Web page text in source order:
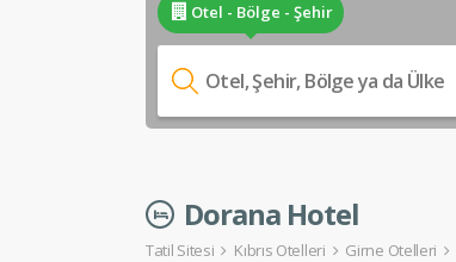
Otel - Bölge - Şehir
Dorana Hotel
Tatil Sitesi Kıbrıs Otelleri Girne Otelleri